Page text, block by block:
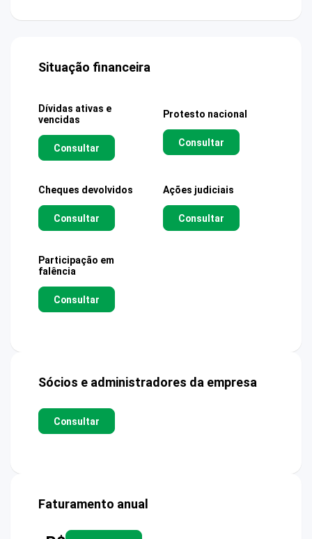
Situação financeira
Dívidas ativas e
vencidas
Consultar
Protesto nacional
Consultar
Cheques devolvidos
Consultar
Ações judiciais
Consultar
Participação em
falência
Consultar
Sócios e administradores da empresa
Consultar
Faturamento anual